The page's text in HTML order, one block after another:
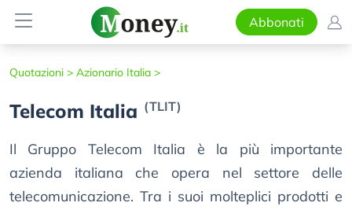
Abbonati
Quotazioni > Azionario Italia >
Telecom Italia (TLIT)
Il Gruppo Telecom Italia è la più importante
azienda italiana che opera nel settore delle
telecomunicazione. Tra i suoi molteplici prodotti e